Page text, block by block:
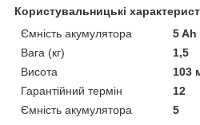
Користувальницькі
Ємність акумулятора
5 Ah
Вага (кг)
1,5
Висота
103
Гарантійний термін
12
Ємність акумулятора
5